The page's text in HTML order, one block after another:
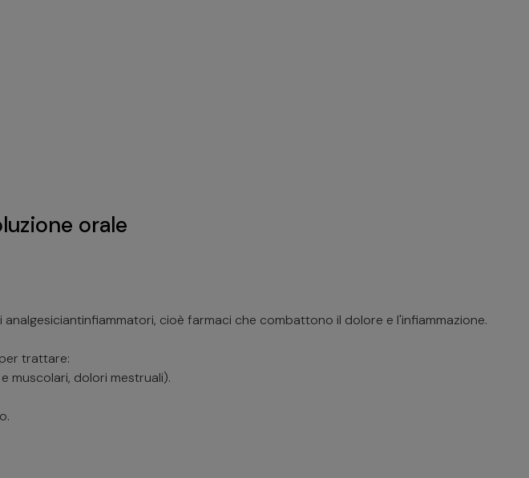
orale
cioè farmaci che combattono il dolore e l'infiammazione.
trattare:
muscolari, dolori mestruali).